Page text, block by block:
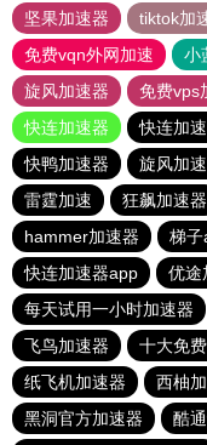
坚果加速器
tiktok加
免费vqn外网加速
小
旋风加速器
免费vps
快连加速器
快连加
快鸭加速器
旋风加
雷霆加速
狂飙加速器
hammer加速器
梯
快连加速器app
优途
每天试用一小时加速器
飞鸟加速器
十大免
纸飞机加速器
西柚
黑洞官方加速器
酷